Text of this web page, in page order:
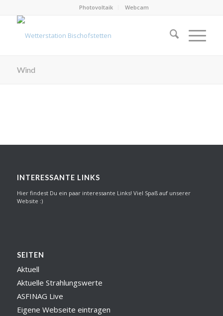
Photovoltaik Webcam
Wind
INTERESSANTE LINKS
Hier findest Du ein paar interessante Links! Viel Spaß auf unserer
Website :)
SEITEN
Aktuell
Aktuelle Strahlungswerte
ASFINAG Live
Eigene Webseite eintragen